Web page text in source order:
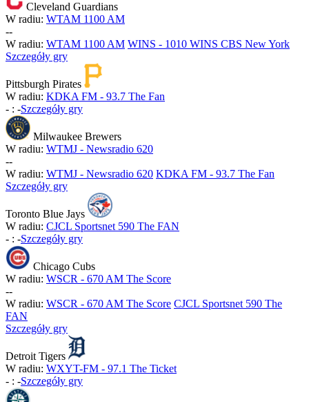
Cleveland Guardians
W radiu: WTAM 1100 AM
--
W radiu: WTAM 1100 AM WINS - 1010 WINS CBS New York
Szczegóły gry
Pittsburgh Pirates
W radiu: KDKA FM - 93.7 The Fan
- : -Szczegóły gry
Milwaukee Brewers
W radiu: WTMJ - Newsradio 620
--
W radiu: WTMJ - Newsradio 620 KDKA FM - 93.7 The Fan
Szczegóły gry
Toronto Blue Jays
W radiu: CJCL Sportsnet 590 The FAN
- : -Szczegóły gry
Chicago Cubs
W radiu: WSCR - 670 AM The Score
--
W radiu: WSCR - 670 AM The Score CJCL Sportsnet 590 The
FAN
Szczegóły gry
Detroit Tigers
W radiu: WXYT-FM - 97.1 The Ticket
- : -Szczegóły gry